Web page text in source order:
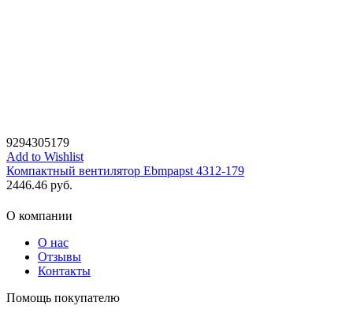
9294305179
Add to Wishlist
Компактный вентилятор Ebmpapst 4312-179
2446.46 руб.
О компании
О нас
Отзывы
Контакты
Помощь покупателю